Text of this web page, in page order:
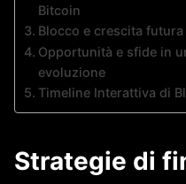
Bitcoin
Blocco e crescita
Opportunità e sfide in
evoluzione
Timeline Interattiva di
Strategie di